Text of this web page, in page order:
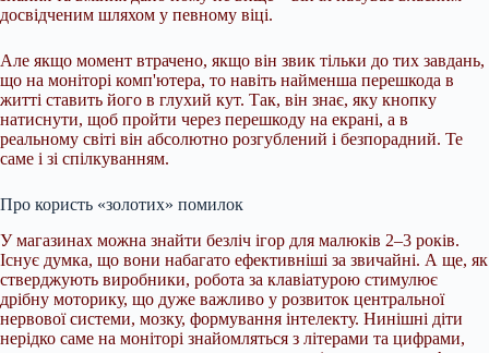
досвідченим шляхом у певному віці.
Але якщо момент втрачено, якщо він звик тільки до тих завдань,
що на моніторі комп'ютера, то навіть найменша перешкода в
житті ставить його в глухий кут. Так, він знає, яку кнопку
натиснути, щоб пройти через перешкоду на екрані, а в
реальному світі він абсолютно розгублений і безпорадний. Те
саме і зі спілкуванням.
Про користь «золотих» помилок
У магазинах можна знайти безліч ігор для малюків 2–3 років.
Існує думка, що вони набагато ефективніші за звичайні. А ще, як
стверджують виробники, робота за клавіатурою стимулює
дрібну моторику, що дуже важливо у розвиток центральної
нервової системи, мозку, формування інтелекту. Нинішні діти
нерідко саме на моніторі знайомляться з літерами та цифрами,